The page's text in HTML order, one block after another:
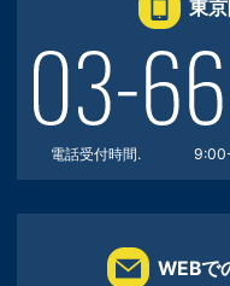
東
電話受付時間.
WEBで